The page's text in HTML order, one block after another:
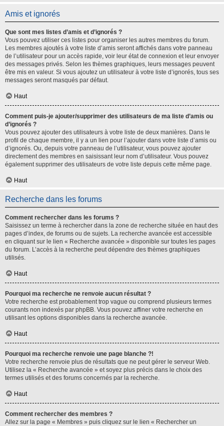
Amis et ignorés
Que sont mes listes d’amis et d’ignorés ?
Vous pouvez utiliser ces listes pour organiser les autres membres du forum.
Les membres ajoutés à votre liste d’amis seront affichés dans votre panneau
de l’utilisateur pour un accès rapide, voir leur état de connexion et leur envoyer
des messages privés. Selon les thèmes graphiques, leurs messages peuvent
être mis en valeur. Si vous ajoutez un utilisateur à votre liste d’ignorés, tous ses
messages seront masqués par défaut.
Haut
Comment puis-je ajouter/supprimer des utilisateurs de ma liste d’amis ou
d’ignorés ?
Vous pouvez ajouter des utilisateurs à votre liste de deux manières. Dans le
profil de chaque membre, il y a un lien pour l’ajouter dans votre liste d’amis ou
d’ignorés. Ou, depuis votre panneau de l’utilisateur, vous pouvez ajouter
directement des membres en saisissant leur nom d’utilisateur. Vous pouvez
également supprimer des utilisateurs de votre liste depuis cette même page.
Haut
Recherche dans les forums
Comment rechercher dans les forums ?
Saisissez un terme à rechercher dans la zone de recherche située en haut des
pages d’index, de forums ou de sujets. La recherche avancée est accessible
en cliquant sur le lien « Recherche avancée » disponible sur toutes les pages
du forum. L’accès à la recherche peut dépendre des thèmes graphiques
utilisés.
Haut
Pourquoi ma recherche ne renvoie aucun résultat ?
Votre recherche est probablement trop vague ou comprend plusieurs termes
courants non indexés par phpBB. Vous pouvez affiner votre recherche en
utilisant les options disponibles dans la recherche avancée.
Haut
Pourquoi ma recherche renvoie une page blanche ?!
Votre recherche renvoie plus de résultats que ne peut gérer le serveur Web.
Utilisez la « Recherche avancée » et soyez plus précis dans le choix des
termes utilisés et des forums concernés par la recherche.
Haut
Comment rechercher des membres ?
Allez sur la page « Membres » puis cliquez sur le lien « Rechercher un